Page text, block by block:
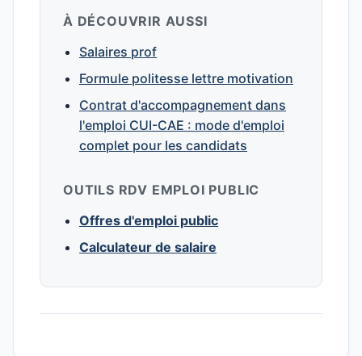
À DÉCOUVRIR AUSSI
Salaires prof
Formule politesse lettre motivation
Contrat d'accompagnement dans
l'emploi CUI-CAE : mode d'emploi
complet pour les candidats
OUTILS RDV EMPLOI PUBLIC
Offres d'emploi public
Calculateur de salaire